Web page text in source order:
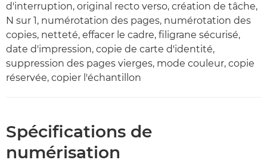
d'interruption, original recto verso, création de tâche,
N sur 1, numérotation des pages, numérotation des
copies, netteté, effacer le cadre, filigrane sécurisé,
date d'impression, copie de carte d'identité,
suppression des pages vierges, mode couleur, copie
réservée, copier l'échantillon
Spécifications de
numérisation